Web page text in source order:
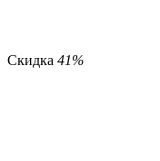
Скидка 41%